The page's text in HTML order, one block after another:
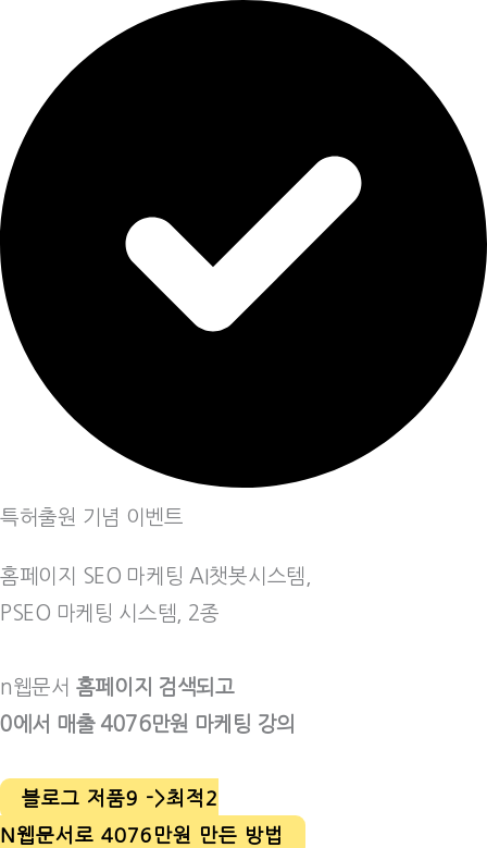
특허출원 기념 이벤트
홈페이지 SEO 마케팅 AI챗봇시스템,
PSEO 마케팅 시스템, 2종
n웹문서 홈페이지 검색되고
0에서 매출 4076만원 마케팅 강의
블로그 저품9 ->최적2
N웹문서로 4076만원 만든 방법